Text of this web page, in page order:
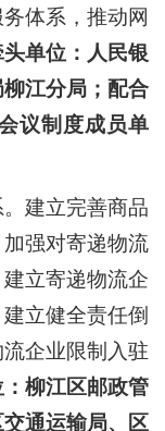
体系，推动网
头单位：人民银
江分局；配合
议制度成员单
建立完善商品
强对寄递物流
立寄递物流企
立健全责任倒
企业限制入驻
：柳江区邮政管
通运输局、区